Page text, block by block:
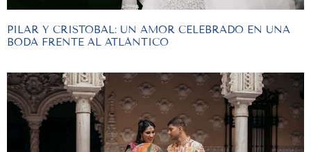
PILAR Y CRISTOBAL: UN AMOR CELEBRADO EN UNA
BODA FRENTE AL ATLÁNTICO